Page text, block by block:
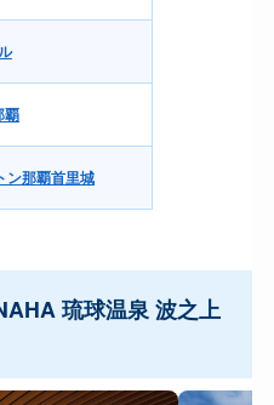
覇
ン那覇首里城
琉球温泉 波之上